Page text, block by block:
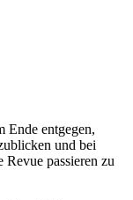
Ende entgegen,
und bei
passieren zu